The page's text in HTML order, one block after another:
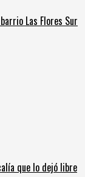
Las Flores Sur
que lo dejó libre